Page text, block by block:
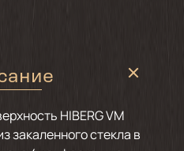
HIBERG VM
закаленного стекла в